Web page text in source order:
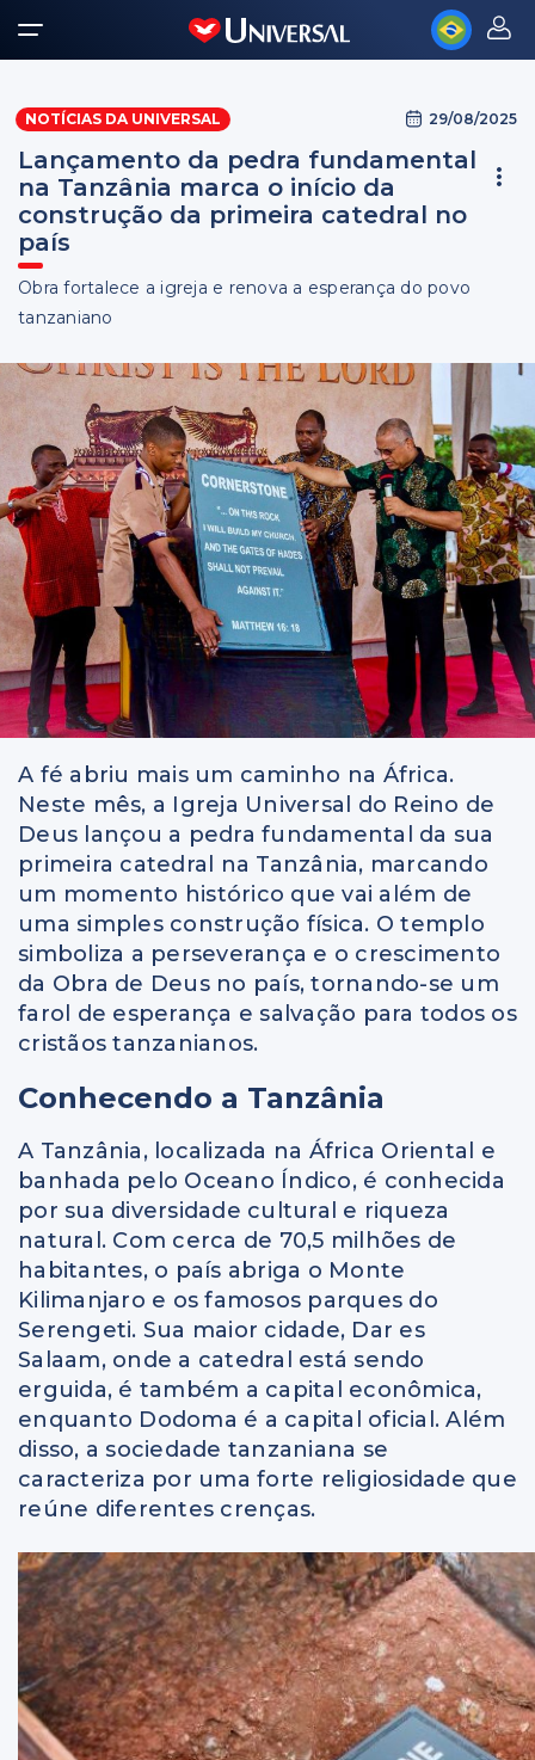
NOTÍCIAS DA UNIVERSAL 29/08/2025
Lançamento da pedra fundamental
na Tanzânia marca o início da
construção da primeira catedral no
país
Obra fortalece a igreja e renova a esperança do povo
tanzaniano
A fé abriu mais um caminho na África.
Neste mês, a Igreja Universal do Reino de
Deus lançou a pedra fundamental da sua
primeira catedral na Tanzânia, marcando
um momento histórico que vai além de
uma simples construção física. O templo
simboliza a perseverança e o crescimento
da Obra de Deus no país, tornando-se um
farol de esperança e salvação para todos os
cristãos tanzanianos.
Conhecendo a Tanzânia
A Tanzânia, localizada na África Oriental e
banhada pelo Oceano Índico, é conhecida
por sua diversidade cultural e riqueza
natural. Com cerca de 70,5 milhões de
habitantes, o país abriga o Monte
Kilimanjaro e os famosos parques do
Serengeti. Sua maior cidade, Dar es
Salaam, onde a catedral está sendo
erguida, é também a capital econômica,
enquanto Dodoma é a capital oficial. Além
disso, a sociedade tanzaniana se
caracteriza por uma forte religiosidade que
reúne diferentes crenças.